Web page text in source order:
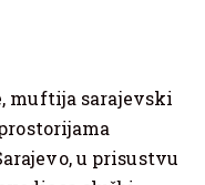
muftija sarajevski
u prisustvu